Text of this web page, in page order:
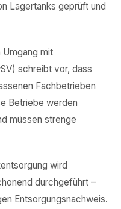
Lagertanks geprüft und
Umgang mit
schreibt vor, dass
Fachbetrieben
Betriebe werden
müssen strenge
wird
durchgeführt –
Entsorgungsnachweis.